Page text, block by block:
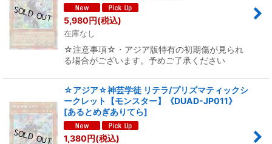
5,980円(税込)
在庫なし
☆注意事項☆・アジア版特有の初期傷が見られ
る場合がございます。予めご了承ください
☆アジア☆神芸学徒 リテラ/プリズマティックシ
ークレット【モンスター】《DUAD-JP011》
[あるとめぎありてら]
1,380円(税込)